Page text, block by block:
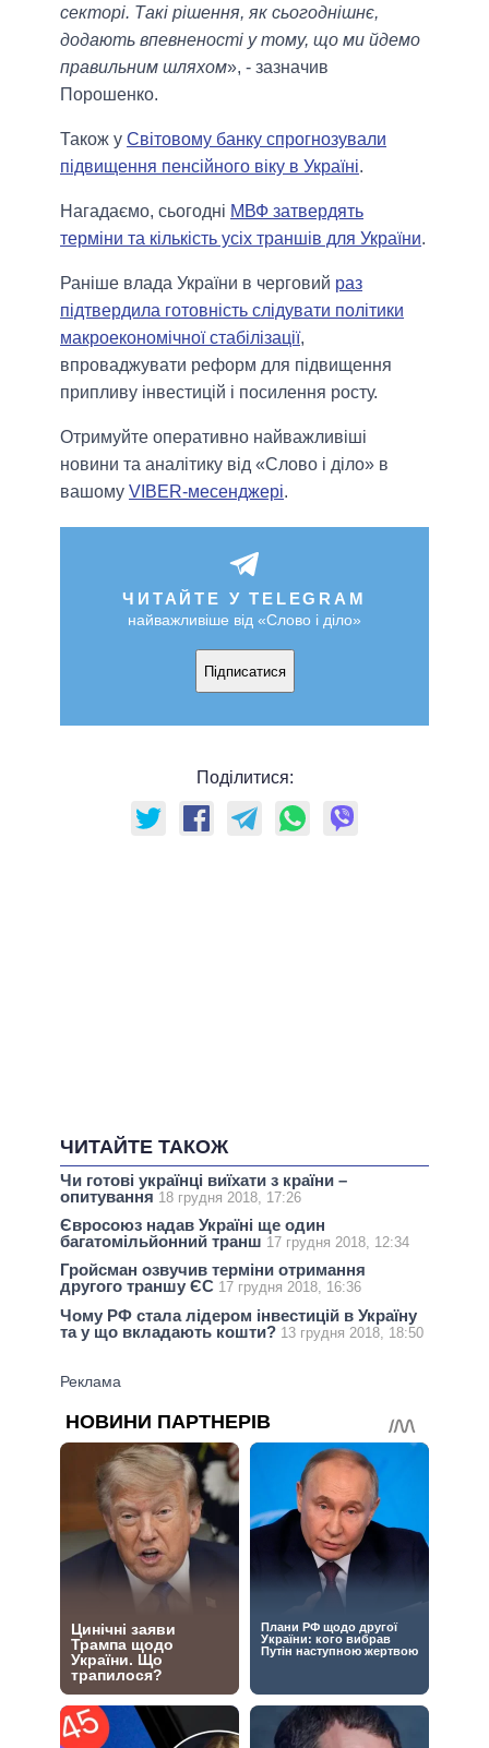
секторі. Такі рішення, як сьогоднішнє,
додають впевненості у тому, що ми йдемо
правильним шляхом», - зазначив
Порошенко.
Також у Світовому банку спрогнозували
підвищення пенсійного віку в Україні.
Нагадаємо, сьогодні МВФ затвердять
терміни та кількість усіх траншів для України.
Раніше влада України в черговий раз
підтвердила готовність слідувати політики
макроекономічної стабілізації,
впроваджувати реформ для підвищення
припливу інвестицій і посилення росту.
Отримуйте оперативно найважливіші
новини та аналітику від «Слово і діло» в
вашому VIBER-месенджері.
ЧИТАЙТЕ У TELEGRAM
найважливіше від «Слово і діло»
Підписатися
Поділитися:
ЧИТАЙТЕ ТАКОЖ
Чи готові українці виїхати з країни –
опитування 18 грудня 2018, 17:26
Євросоюз надав Україні ще один
багатомільйонний транш 17 грудня 2018, 12:34
Гройсман озвучив терміни отримання
другого траншу ЄС 17 грудня 2018, 16:36
Чому РФ стала лідером інвестицій в Україну
та у що вкладають кошти? 13 грудня 2018, 18:50